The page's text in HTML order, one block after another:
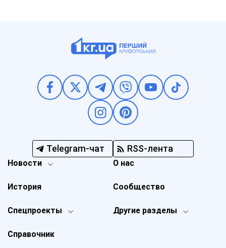
Telegram-чат RSS-лента
Новости
Спецпроекты Другие разделы
История
О нас
Справочник
Сообщество